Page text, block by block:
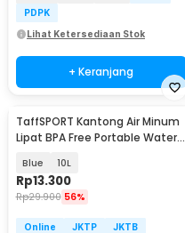
PDPK
Lihat Ketersediaan Stok
+ Keranjang
TaffSPORT Kantong Air Minum
Lipat BPA Free Portable Water
Blue 10L
Rp13.300
Rp29.900 56%
Online JKTP
JKTB